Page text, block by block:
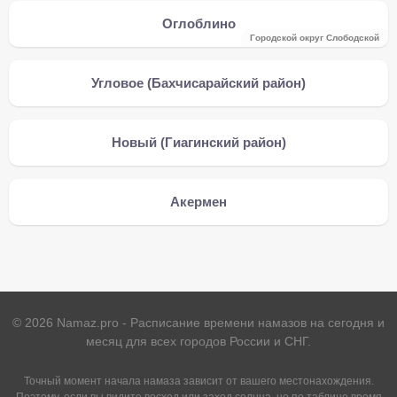
Оглоблино
Городской округ Слободской
Угловое (Бахчисарайский район)
Новый (Гиагинский район)
Акермен
© 2026 Namaz.pro - Расписание времени намазов на сегодня и
месяц для всех городов России и СНГ.
Точный момент начала намаза зависит от вашего местонахождения.